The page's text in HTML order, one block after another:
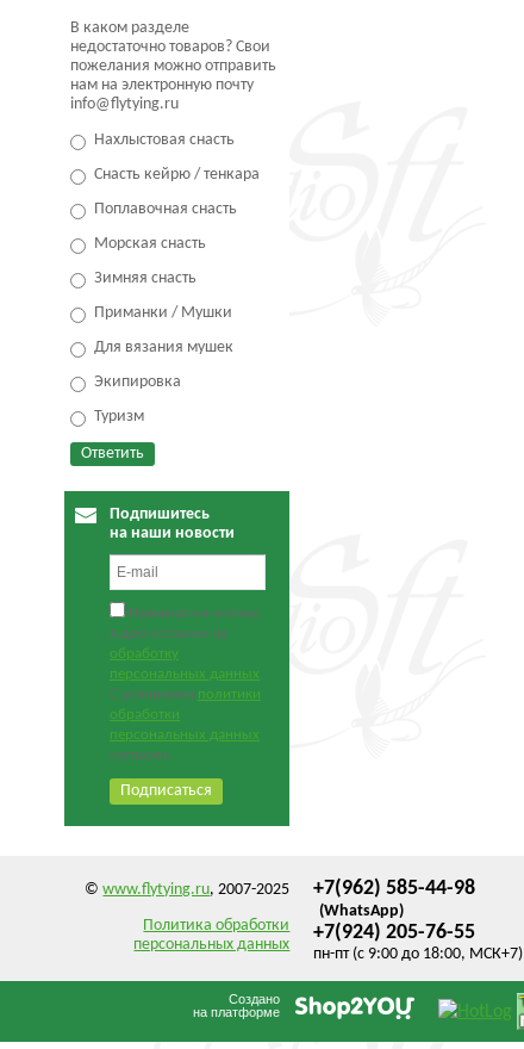
В каком разделе
недостаточно товаров? Свои
пожелания можно отправить
нам на электронную почту
info@flytying.ru
Нахлыстовая снасть
Снасть кейрю / тенкара
Поплавочная снасть
Морская снасть
Зимняя снасть
Приманки / Мушки
Для вязания мушек
Экипировка
Туризм
Подпишитесь
на наши новости
Нажимая на кнопку,
я даю согласие на
обработку
персональных данных.
С условиями политики
обработки
персональных данных
согласен.
©www.flytying.ru, 2007-2025
Политика обработки
персональных данных
+7(962) 585-44-98
(WhatsApp)
+7(924) 205-76-55
пн-пт (с 9:00 до 18:00, МСК+7)
Создано
на платформе